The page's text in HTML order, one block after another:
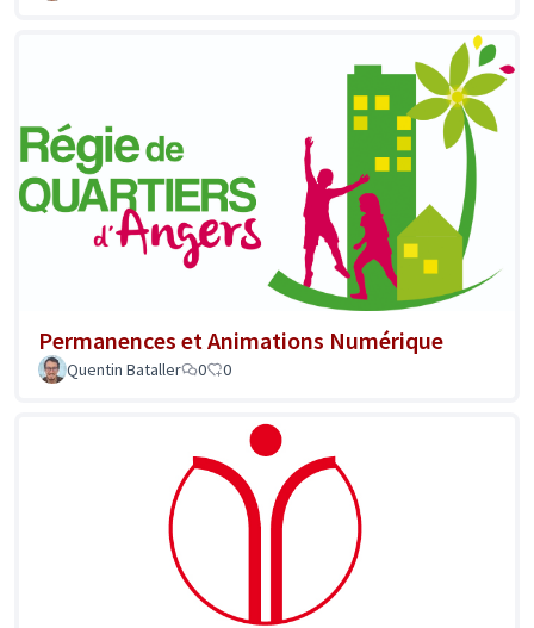
Permanences et Animations Numérique
Quentin Bataller 0 0